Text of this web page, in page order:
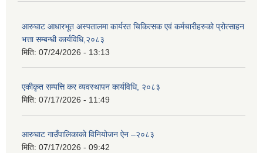
आरुघाट आधारभूत अस्पतालमा कार्यरत चिकित्सक एवं कर्मचारीहरुको प्रोत्साहन
भत्ता सम्बन्धी कार्यविधि,२०८३
मिति: 07/24/2026 - 13:13
एकीकृत सम्पत्ति कर व्यवस्थापन कार्यविधि, २०८३
मिति: 07/17/2026 - 11:49
आरुघाट गाउँपालिकाको विनियोजन ऐन –२०८३
मिति: 07/17/2026 - 09:42